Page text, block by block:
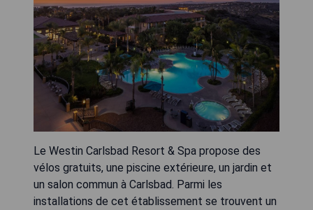
Le Westin Carlsbad Resort & Spa propose des
vélos gratuits, une piscine extérieure, un jardin et
un salon commun à Carlsbad. Parmi les
installations de cet établissement se trouvent un